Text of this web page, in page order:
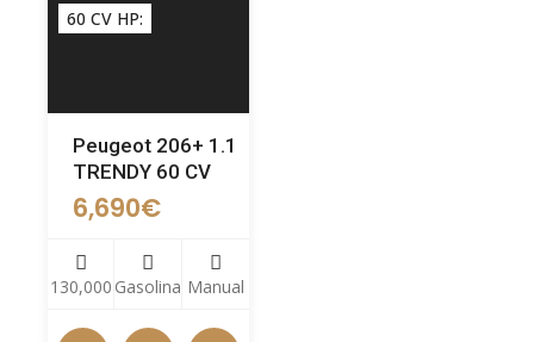
60 CV HP:
Peugeot 206+ 1.1
TRENDY 60 CV
6,690€
130,000 Gasolina Manual